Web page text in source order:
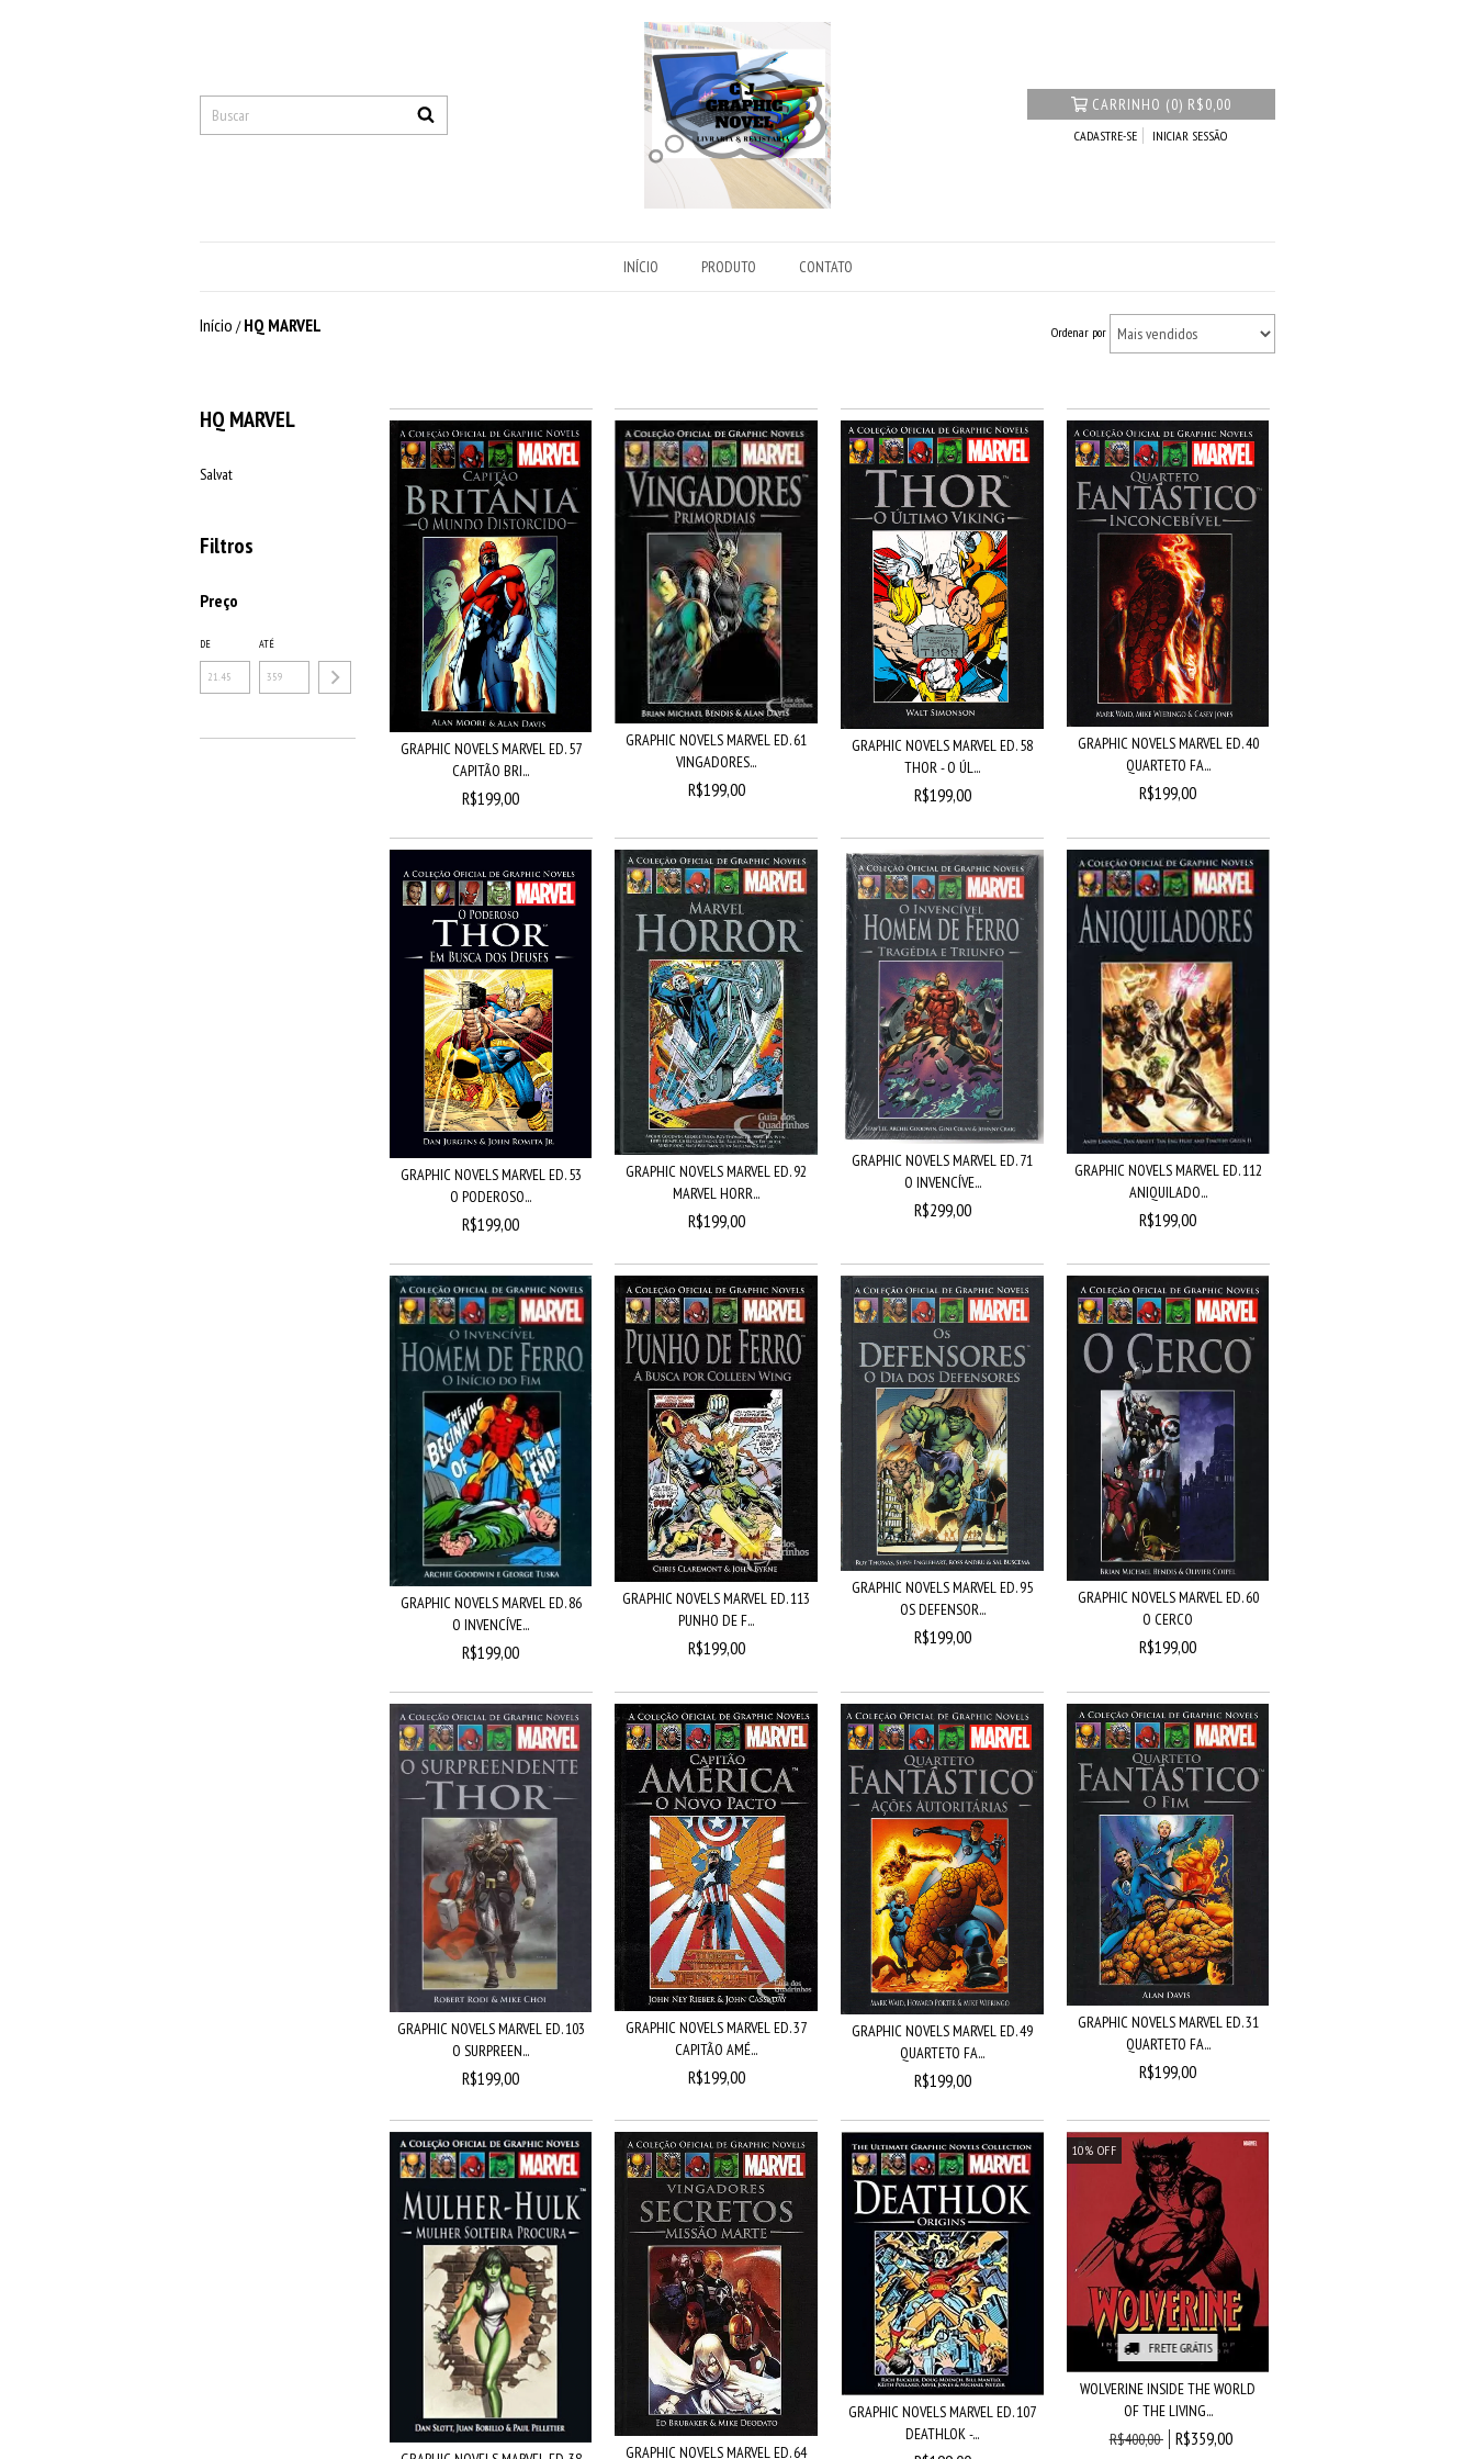
CARRINHO (0) R$0,00
CADASTRE-SE INICIAR SESSÃO
INÍCIO PRODUTO CONTATO
Início / HQ MARVEL Ordenar por
HQ MARVEL
Salvat
Filtros
Preço
DE ATÉ
GRAPHIC NOVELS MARVEL ED. 57
CAPITÃO BRI...
R$199,00
GRAPHIC NOVELS MARVEL ED. 61
VINGADORES...
R$199,00
GRAPHIC NOVELS MARVEL ED. 58
THOR - O ÚL...
R$199,00
GRAPHIC NOVELS MARVEL ED. 40
QUARTETO FA...
R$199,00
GRAPHIC NOVELS MARVEL ED. 53
O PODEROSO...
R$199,00
GRAPHIC NOVELS MARVEL ED. 92
MARVEL HORR...
R$199,00
GRAPHIC NOVELS MARVEL ED. 71
O INVENCÍVE...
R$299,00
GRAPHIC NOVELS MARVEL ED. 112
ANIQUILADO...
R$199,00
GRAPHIC NOVELS MARVEL ED. 86
O INVENCÍVE...
R$199,00
GRAPHIC NOVELS MARVEL ED. 113
PUNHO DE F...
R$199,00
GRAPHIC NOVELS MARVEL ED. 95
OS DEFENSOR...
R$199,00
GRAPHIC NOVELS MARVEL ED. 60
O CERCO
R$199,00
GRAPHIC NOVELS MARVEL ED. 103
O SURPREEN...
R$199,00
GRAPHIC NOVELS MARVEL ED. 37
CAPITÃO AMÉ...
R$199,00
GRAPHIC NOVELS MARVEL ED. 49
QUARTETO FA...
R$199,00
GRAPHIC NOVELS MARVEL ED. 31
QUARTETO FA...
R$199,00
GRAPHIC NOVELS MARVEL ED. 64
GRAPHIC NOVELS MARVEL ED. 107
DEATHLOK -...
10% OFF
FRETE GRÁTIS
WOLVERINE INSIDE THE WORLD
OF THE LIVING...
R$400,00
R$359,00